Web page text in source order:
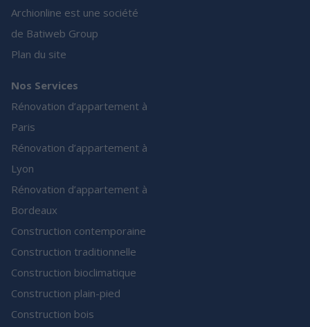
Archionline est une société
de Batiweb Group
Plan du site
Nos Services
Rénovation d’appartement à
Paris
Rénovation d’appartement à
Lyon
Rénovation d’appartement à
Bordeaux
Construction contemporaine
Construction traditionnelle
Construction bioclimatique
Construction plain-pied
Construction bois